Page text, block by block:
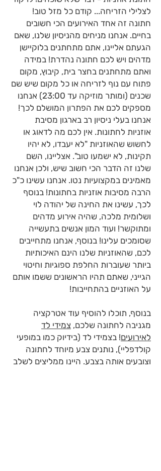
לצלילי הזריחה... קודם כל מזל טוב!
חתונה זה אחד האירועים הכי חשובים
בחיים. אנחנו מניחים מהניסיון שלנו, שאם
הגעתם אליינו, אתם מתחתנים בלוקיישן
מדהים ויש לכם חתונה נהדרת! במידה
ואתם מתחתנים בחצר בית, קיבוץ, מקום
פתוח עם נוף לזריחה או כל מקום שיש שם
שכנים (ומותר מוזיקה עד 23:00) אנחנו
מספקים לכם את הפתרון המושלם לכך!
אנחנו בעלי ניסיון רב בארגון מסיבת
אוזניות לחתונות. אין לכם מה לדאוג או
לחשוש שהאוזניות "לא יעבדו, לא יהיו
תקינות, לא ישמעו טוב". אצליינו, השם
שלנו זה הדבר הכי חשוב שיש, ולכן אנחנו
מאמינים במקצועיות נטו. אנחנו עשינו כ"כ
הרבה מסיבות אוזניות בחתונות! בנוסף
לכך, עשינו את החינה של יהודה לוי
ושלומית מלכה, שהיה אירוע מדהים
ומתוקשר! ועוד המון אנשים בתעשייה
שסומכים עלינו! בנוסף, אנחנו מתחייבים
לכם, שהאוזניות שלנו הינם האיכותיות
ביותר שעוברות החלפת ספוגיות וחיטוי
הגייני, שאתם תהיו הראשונים ששמו אותם
על האוזניים בהתחייבות!
בנוסף, תוכלו להוסיף עוד אטרקציה
מגניבה לחתונה שלכם, צמידי לד
לאירועים! בצמידי לד (בידיוק כמו במופעי
קולדפליי), נותנים צבע מיוחד לחתונה
וצובעים אותה בצבע. היינו ממליצים לשלב